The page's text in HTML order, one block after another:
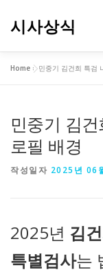
시사상식
Home »민중기 김건희 특검
민중기 김
로필 배경
작성일자 2025년 06
2025년 김
특별검사는